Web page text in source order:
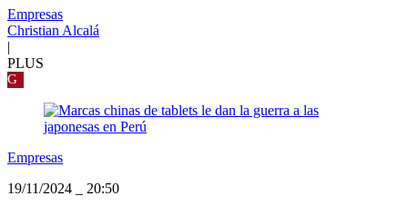
Empresas
Christian Alcalá
|
PLUS
G
Empresas
19/11/2024
20:50